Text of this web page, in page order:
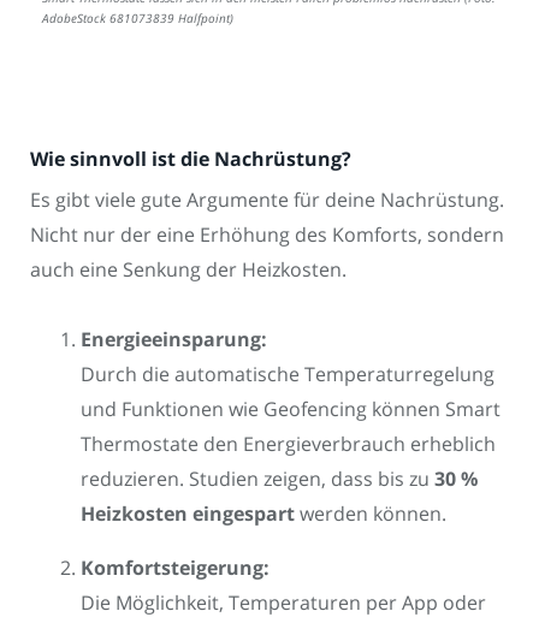
AdobeStock 681073839 Halfpoint)
Wie sinnvoll ist die Nachrüstung?
Es gibt viele gute Argumente für deine Nachrüstung.
Nicht nur der eine Erhöhung des Komforts, sondern
auch eine Senkung der Heizkosten.
Energieeinsparung:
Durch die automatische Temperaturregelung
und Funktionen wie Geofencing können Smart
Thermostate den Energieverbrauch erheblich
reduzieren. Studien zeigen, dass bis zu 30 %
Heizkosten eingespartwerden können.
Komfortsteigerung:
Die Möglichkeit, Temperaturen per App oder